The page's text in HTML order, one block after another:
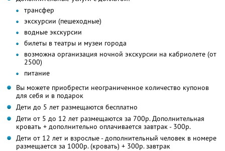
трансфер
экскурсии (пешеходные)
водные экскурсии
билеты в театры и музеи города
возможна организация ночной экскурсии на кабриолете (от
2500)
питание
Вы можете приобрести неограниченное количество купонов
для себя и в подарок
Дети до 5 лет размещаются бесплатно
Дети от 5 до 12 лет размещаются за 700р. Дополнительная
кровать + дополнительно оплачивается завтрак - 300р.
Дети от 12 лет и взрослые - дополнительный человек в номере
размещается за 1000р. (кровать) + 300р. завтрак